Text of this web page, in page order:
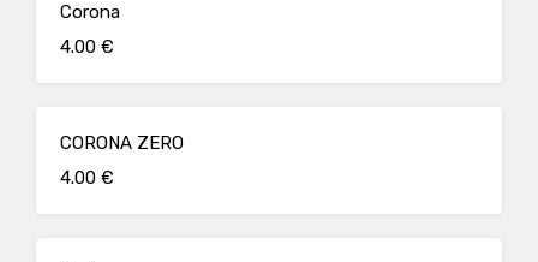
Corona
4.00 €
CORONA ZERO
4.00 €